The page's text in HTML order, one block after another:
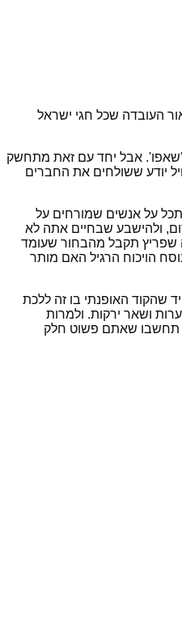
העובדה שכל חגי ישראל
'שאפו'. אבל יחד עם זאת מתחשק
יודע ששולחים את החברים
על אנשים שמורחים על
ולהישבע שבחיים אתה לא
שפריץ תקבל מהבחור שעומד
הויכוח הרגיל האם מותר
שהקוד האופנתי בו זה ללכת
ושאר ירקות. ולמרות
תחשבו שאתם פשוט חלק